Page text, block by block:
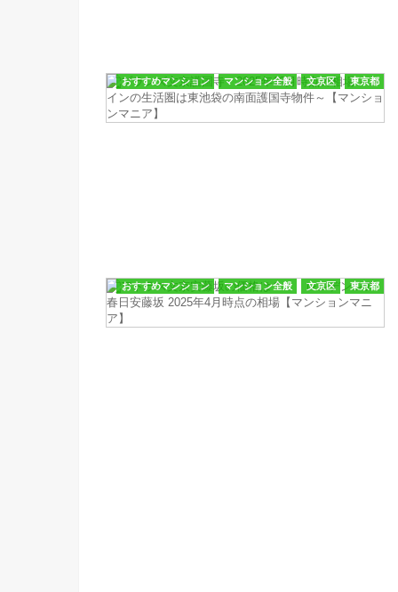
おすすめマンション マンション全般 文京区 東京都
おすすめマンション マンション全般 文京区 東京都